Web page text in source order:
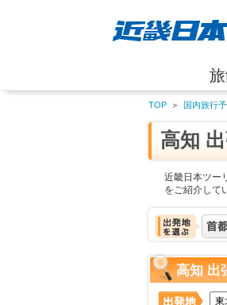
TOP ＞ 国内旅行
高知
近畿日本ツー
をご紹介して
高知 出